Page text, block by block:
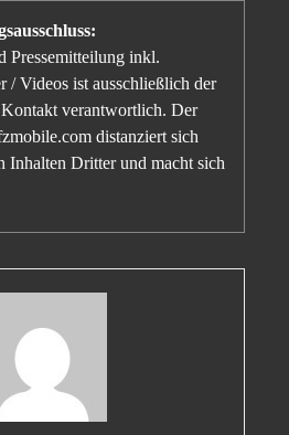
Pressemitteilung inkl.
/ Videos ist ausschließlich der
verantwortlich. Der
distanziert sich
Inhalten Dritter und macht sich